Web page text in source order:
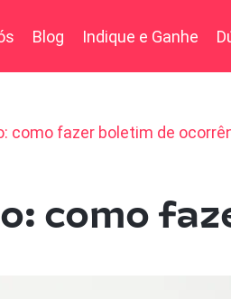
Blog Indique e Ganhe
como fazer boletim de
como